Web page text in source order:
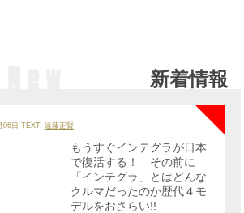
新着情報
06日 TEXT: 遠藤正賢
NEW
もうすぐインテグラが日本
で復活する！ その前に
「インテグラ」とはどんな
クルマだったのか歴代４モ
デルをおさらい!!